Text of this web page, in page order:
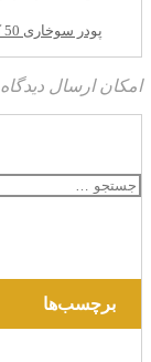
پودر سوخاری 50 کیلویی
امکان ارسال
برای:
برچسب‌ها